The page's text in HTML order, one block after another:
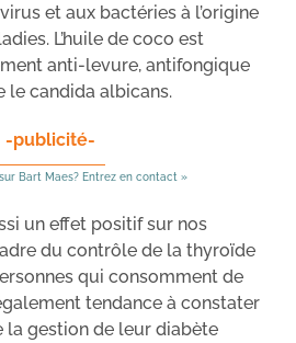
et aux bactéries à l’origine
L’huile de coco est
anti-levure, antifongique
le candida albicans.
-publicité-
Bart Maes? Entrez en contact »
un effet positif sur nos
du contrôle de la thyroïde
qui consomment de
tendance à constater
la gestion de leur diabète